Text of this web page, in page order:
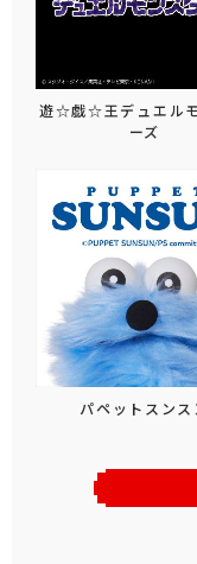
遊☆戯☆王デュエル
ーズ
パペットスンス